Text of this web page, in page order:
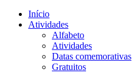
Início
Atividades
Alfabeto
Atividades
Datas comemorativas
Gratuitos